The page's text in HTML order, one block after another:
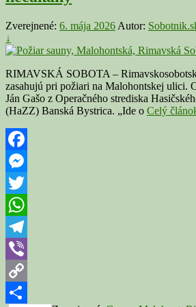
Zverejnené: 6. mája 2026 Autor:
↓
RIMAVSKÁ SOBOTA –
zasahujú pri požiari na Malohontskej ulici.
Ján Gašo z Operačného strediska
(HaZZ) Banská Bystrica. „Ide o Celý
Facebook
Messenger
Twitter
WhatsApp
Telegram
Viber
Copy